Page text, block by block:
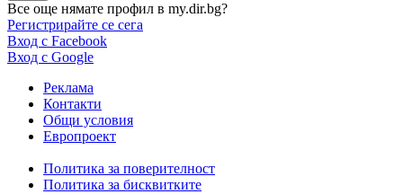
Все още нямате профил в my.dir.bg?
Регистрирайте се сега
Вход с Facebook
Вход с Google
Реклама
Контакти
Общи условия
Европроект
Политика за поверителност
Политика за бисквитките